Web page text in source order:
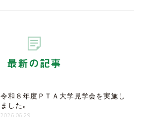
最新の記事
令和８年度ＰＴＡ大学見学会を実施し
ました。
2026.06.29